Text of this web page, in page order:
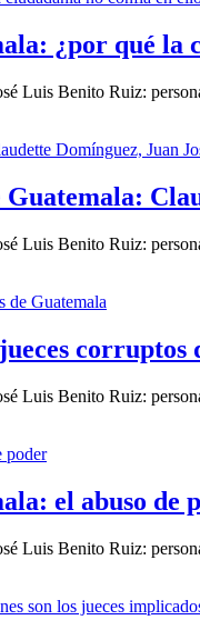
¿por qué la
Luis Benito Ruiz:
Luis Benito Ruiz:
corruptos
Luis Benito Ruiz:
el abuso de
Luis Benito Ruiz: